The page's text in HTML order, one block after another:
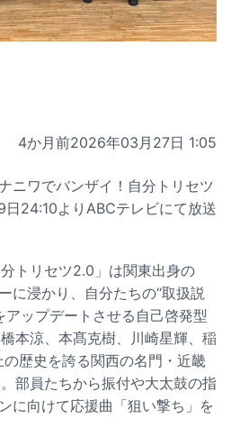
4か月前2026年03月27日 1:05
ニワでバンザイ！自分トリセツ
24:10よりABCテレビにて放送
トリセツ2.0」は関東出身の
に浸かり、自分たちの“取扱説
アップデートさせる自己啓発型
本涼、本髙克樹、川崎星輝、稲
歴史を誇る関西の名門・近畿
部員たちから振付や大太鼓の指
に向けて応援曲「狙い撃ち」を